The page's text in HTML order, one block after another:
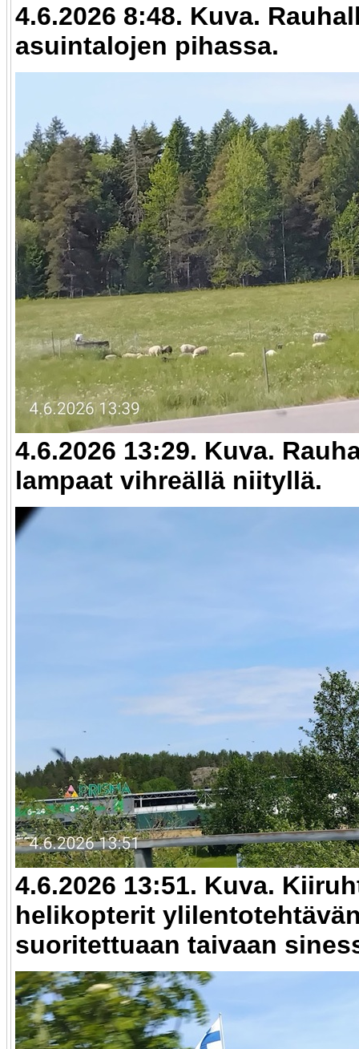
4.6.2026 8:48. Kuva.
asuintalojen pihassa.
4.6.2026 13:29. Kuva.
lampaat vihreällä niityllä.
4.6.2026 13:51. Kuva.
helikopterit
suoritettuaan taivaan